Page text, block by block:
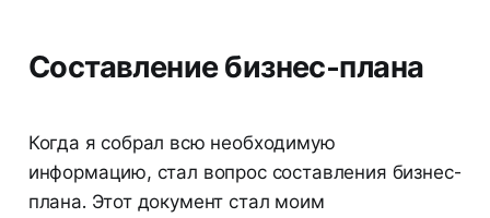
Составление бизнес-плана
Когда я собрал всю необходимую
информацию, стал вопрос составления бизнес-
плана. Этот документ стал моим